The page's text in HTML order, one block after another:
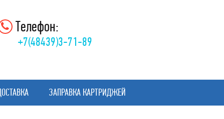
Телефон:
+7(48439)3-71-89
ЗАПРАВКА КАРТРИДЖЕЙ